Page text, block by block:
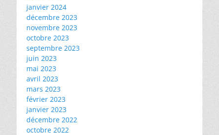
janvier 2024
décembre 2023
novembre 2023
octobre 2023
septembre 2023
juin 2023
mai 2023
avril 2023
mars 2023
février 2023
janvier 2023
décembre 2022
octobre 2022